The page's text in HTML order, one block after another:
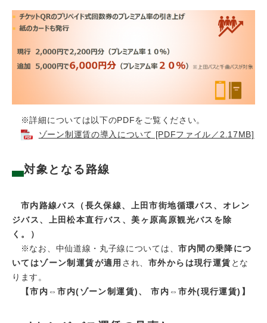
※詳細については以下のPDFをご覧ください。
ゾーン制運賃の導入について [PDFファイル／2.17MB]
対象となる路線
市内路線バス（長久保線、上田市街地循環バス、オレン
ジバス、上田松本直行バス、美ヶ原高原観光バスを除
く。）
※なお、中仙道線・丸子線については、市内間の乗降につ
いてはゾーン制運賃が適用 され、 市外からは現行運賃 とな
ります。
【市内⇔市内(ゾーン制運賃)、 市内⇔市外(現行運賃)】